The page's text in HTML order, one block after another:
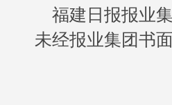
福建日报报业
未经报业集团书